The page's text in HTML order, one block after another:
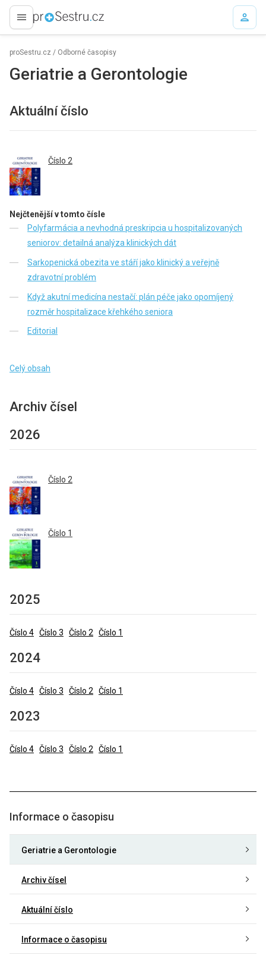
proLékaře.cz
proSestru.cz / Odborné časopisy
Geriatrie a Gerontologie
Aktuální číslo
Číslo 2
Nejčtenější v tomto čísle
Polyfarmácia a nevhodná preskripcia u hospitalizovaných
seniorov: detailná analýza klinických dát
Sarkopenická obezita ve stáří jako klinický a veřejně
zdravotní problém
Když akutní medicína nestačí: plán péče jako opomíjený
rozměr hospitalizace křehkého seniora
Editorial
Celý obsah
Archiv čísel
2026
Číslo 2
Číslo 1
2025
Číslo 4 Číslo 3 Číslo 2 Číslo 1
2024
Číslo 4 Číslo 3 Číslo 2 Číslo 1
2023
Číslo 4 Číslo 3 Číslo 2 Číslo 1
Informace o časopisu
Geriatrie a Gerontologie
Archiv čísel
Aktuální číslo
Informace o časopisu